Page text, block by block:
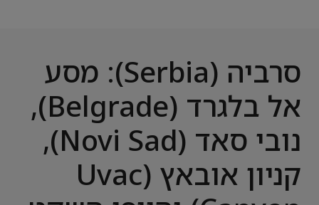
סרביה (Serbia): מסע
אל בלגרד (Belgrade),
נובי סאד (Novi Sad),
קניון אובאץ (Uvac